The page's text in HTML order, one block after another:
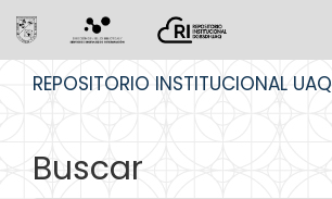
REPOSITORIO INSTITUCIONAL UAQ
Buscar